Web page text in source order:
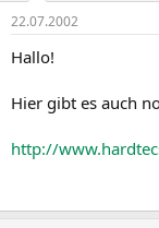
22.07.2002
Hallo!
Hier gibt es auch
http://